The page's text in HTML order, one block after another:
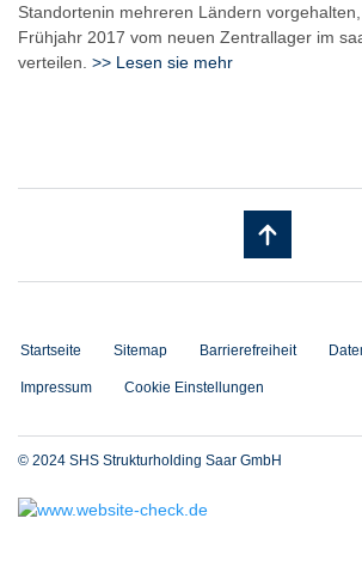
Standortenin mehreren Ländern
Frühjahr 2017 vom neuen Zentrallager im
verteilen. >> Lesen sie mehr
Startseite Sitemap Barrierefreiheit
Impressum Cookie Einstellungen
© 2024 SHS Strukturholding Saar GmbH